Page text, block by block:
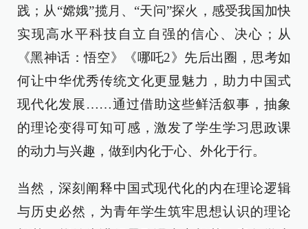
践；从“嫦娥”揽月、“天问”探火，感受我国加快
实现高水平科技自立自强的信心、决心；从
《黑神话：悟空》《哪吒2》先后出圈，思考如
何让中华优秀传统文化更显魅力，助力中国式
现代化发展……通过借助这些鲜活叙事，抽象
的理论变得可知可感，激发了学生学习思政课
的动力与兴趣，做到内化于心、外化于行。
当然，深刻阐释中国式现代化的内在理论逻辑
与历史必然，为青年学生筑牢思想认识的理论